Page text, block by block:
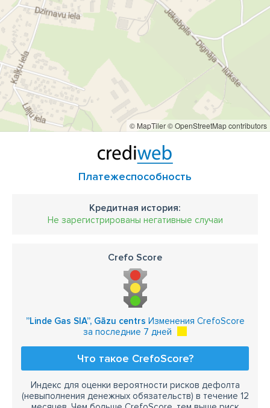
© MapTiler© OpenStreetMap contributors
Платежеспособность
Кредитная история:
Не зарегистрированы негативные случаи
Crefo Score
”Linde Gas SIA”, Gāzu centrs Изменения CrefoScore
за последние 7 дней
Что такое CrefoScore?
Индекс для оценки вероятности рисков дефолта
(невыполнения денежных обязательств) в течение 12